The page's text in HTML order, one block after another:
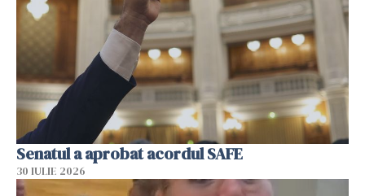
Senatul a aprobat acordul SAFE
30 IULIE 2026